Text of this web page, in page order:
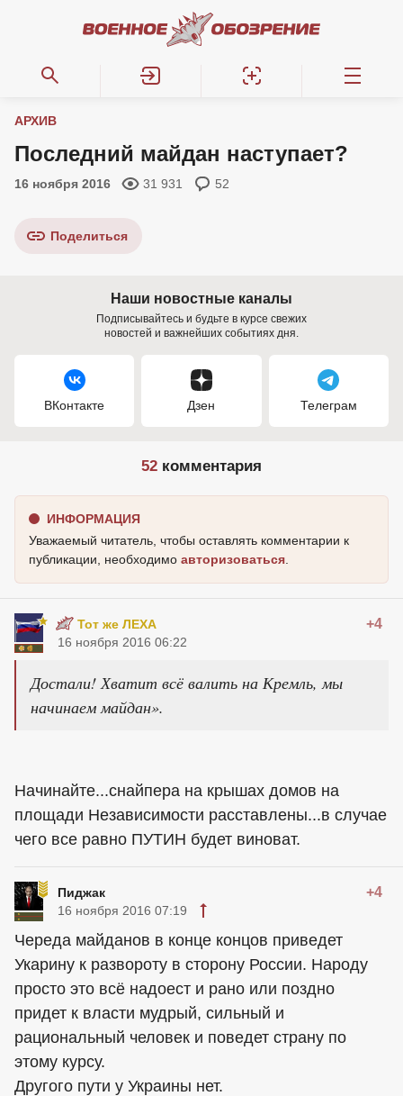
АРХИВ
Последний майдан наступает?
16 ноября 2016 31 931 52
Поделиться
Наши новостные каналы
Подписывайтесь и будьте в курсе свежих
новостей и важнейших событиях дня.
ВКонтакте Дзен Телеграм
52 комментария
ИНФОРМАЦИЯ
Уважаемый читатель, чтобы оставлять комментарии к
публикации, необходимо авторизоваться
Тот же ЛЕХА +4
16 ноября 2016 06:22
Достали! Хватит всё валить на Кремль, мы
начинаем майдан».
Начинайте...снайпера на крышах домов на
площади Независимости расставлены...в случае
чего все равно ПУТИН будет виноват.
Пиджак +4
16 ноября 2016 07:19
Череда майданов в конце концов приведет
Укарину к развороту в сторону России. Народу
просто это всё надоест и рано или поздно
придет к власти мудрый, сильный и
рациональный человек и поведет страну по
этому курсу.
Другого пути у Украины нет.